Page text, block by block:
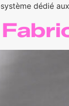
dédié